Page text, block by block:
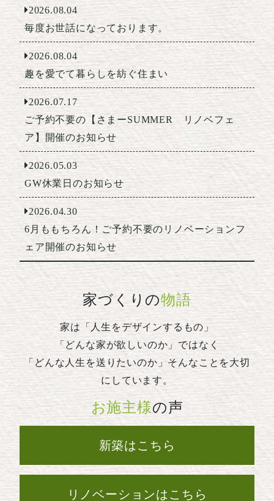
2026.08.04
毎度お世話になっております。
2026.08.04
趣を愛でて暮らしを紡ぐ住まい
2026.07.17
ご予約不要の【さまーSUMMER リノベフェ
ア】開催のお知らせ
2026.05.03
GW休業日のお知らせ
2026.04.30
6月ももちろん！ご予約不要のリノベーションフ
ェア開催のお知らせ
家づくりの物語
家は「人生をデザインするもの」
「どんな家が欲しいのか」ではなく
「どんな人生を送りたいのか」そんなことを大切
にしています。
お施主様の声
新築はこちら
リノベーションはこちら